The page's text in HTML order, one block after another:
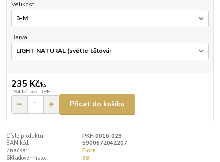
Velikost:
Barva:
235 Kč/ks
194 Kč bez DPH
Přidat do košíku
Číslo produktu:
PKF-0016-023
EAN kód:
5900672042207
Značka:
Fiore
Skladové místo:
98